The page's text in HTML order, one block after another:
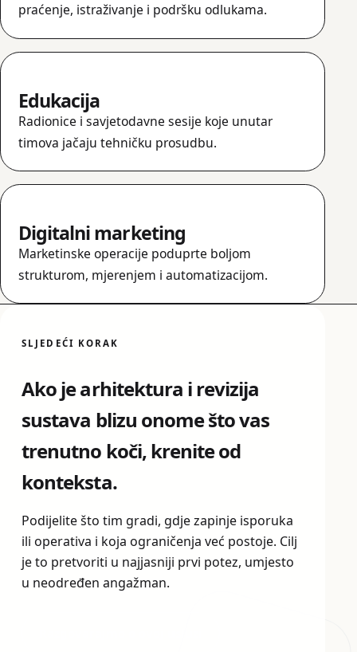
praćenje, istraživanje i podršku odlukama.
Edukacija
Radionice i savjetodavne sesije koje unutar
timova jačaju tehničku prosudbu.
Digitalni marketing
Marketinske operacije poduprte boljom
strukturom, mjerenjem i automatizacijom.
SLJEDEĆI KORAK
Ako je arhitektura i revizija
sustava blizu onome što vas
trenutno koči, krenite od
konteksta.
Podijelite što tim gradi, gdje zapinje isporuka
ili operativa i koja ograničenja već postoje. Cilj
je to pretvoriti u najjasniji prvi potez, umjesto
u neodređen angažman.